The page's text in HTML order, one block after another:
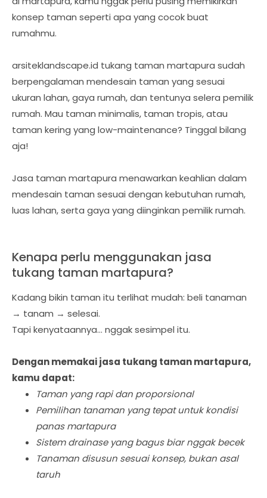
konsep taman seperti apa yang cocok buat
rumahmu.
arsiteklandscape.id tukang taman martapura sudah
berpengalaman mendesain taman yang sesuai
ukuran lahan, gaya rumah, dan tentunya selera pemilik
rumah. Mau taman minimalis, taman tropis, atau
taman kering yang low-maintenance? Tinggal bilang
aja!
Jasa taman martapura menawarkan keahlian dalam
mendesain taman sesuai dengan kebutuhan rumah,
luas lahan, serta gaya yang diinginkan pemilik rumah.
Kenapa perlu menggunakan jasa
tukang taman martapura?
Kadang bikin taman itu terlihat mudah: beli tanaman
→ tanam → selesai.
Tapi kenyataannya… nggak sesimpel itu.
Dengan memakai jasa tukang taman martapura,
kamu dapat:
Taman yang rapi dan proporsional
Pemilihan tanaman yang tepat untuk kondisi
panas martapura
Sistem drainase yang bagus biar nggak becek
Tanaman disusun sesuai konsep, bukan asal
taruh